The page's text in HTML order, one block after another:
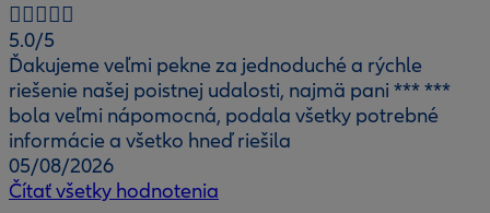
5.0/5
Ďakujeme veľmi pekne za jednoduché a rýchle
riešenie našej poistnej udalosti, najmä pani *** ***
bola veľmi nápomocná, podala všetky potrebné
informácie a všetko hneď riešila
05/08/2026
Čítať všetky hodnotenia